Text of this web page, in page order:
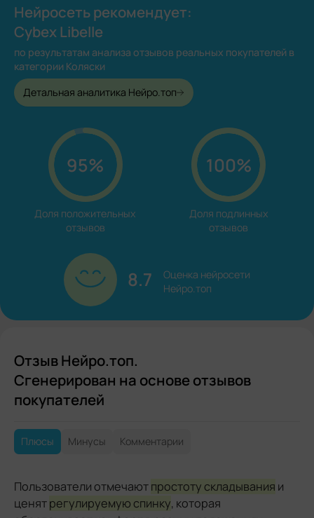
Нейросеть рекомендует:
Cybex Libelle
по результатам анализа отзывов реальных покупателей в
категории Коляски
Детальная аналитика Нейро.топ
95%
Доля положительных
отзывов
100%
Доля подлинных
отзывов
8.7
Оценка нейросети
Нейро.топ
Отзыв Нейро.топ.
Сгенерирован на основе отзывов
покупателей
Плюсы Минусы Комментарии
Пользователи отмечаютпростоту складывания и
ценятрегулируемую спинку, которая